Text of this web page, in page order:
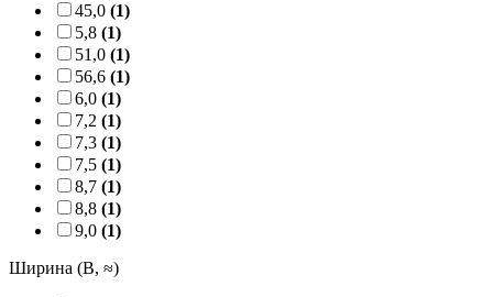
45,0 (1)
5,8 (1)
51,0 (1)
56,6 (1)
6,0 (1)
7,2 (1)
7,3 (1)
7,5 (1)
8,7 (1)
8,8 (1)
9,0 (1)
Ширина (B, ≈)